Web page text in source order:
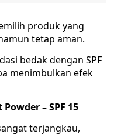
produk yang
tetap aman.
bedak dengan SPF
menimbulkan efek
– SPF 15
terjangkau,